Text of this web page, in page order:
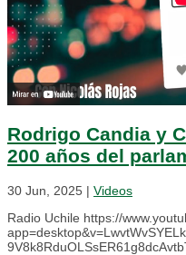
Rodrigo Candia y
200 años del
30 Jun, 2025 | Videos
Radio Uchile https://